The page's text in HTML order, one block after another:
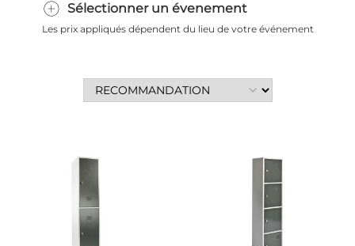
Sélectionner un évenement
Les prix appliqués dépendent du lieu de votre événement